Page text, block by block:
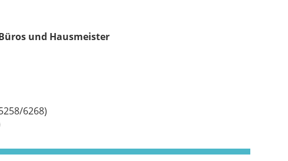
und Hausmeister
6268)